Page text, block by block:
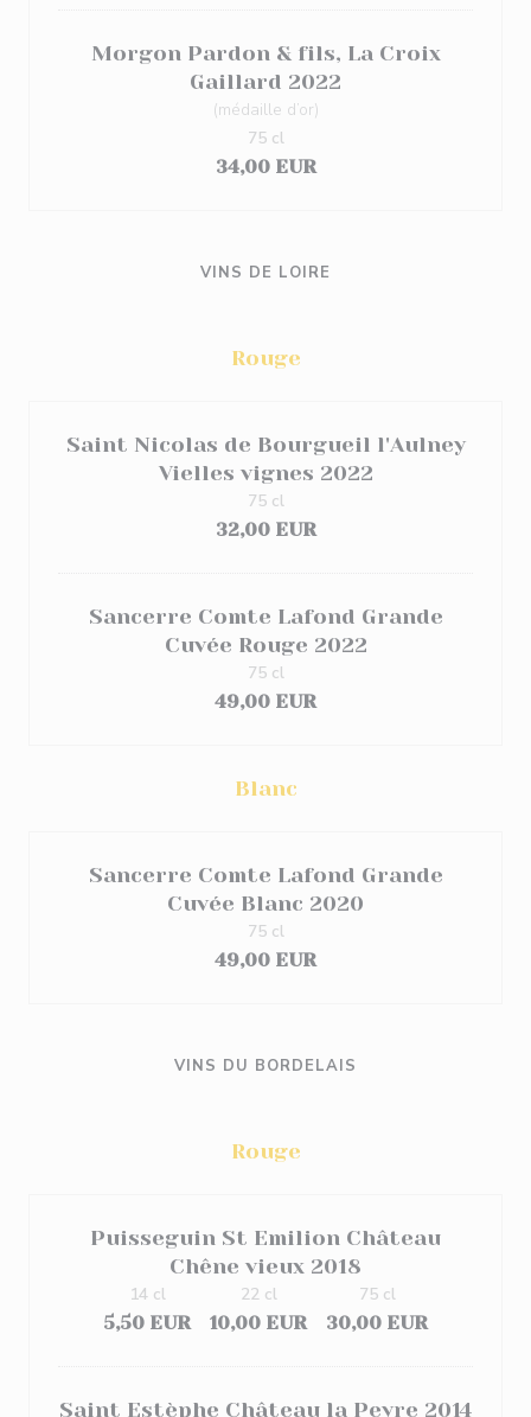
Morgon Pardon & fils, La Croix
Gaillard 2022
(médaille d’or)
34,00 EUR
75 cl
VINS DE LOIRE
Rouge
Saint Nicolas de Bourgueil l'Aulney
Vielles vignes 2022
32,00 EUR
75 cl
Sancerre Comte Lafond Grande
Cuvée Rouge 2022
49,00 EUR
75 cl
Blanc
Sancerre Comte Lafond Grande
Cuvée Blanc 2020
49,00 EUR
75 cl
VINS DU BORDELAIS
Rouge
Puisseguin St Emilion Château
Chêne vieux 2018
5,50 EUR
14 cl
10,00 EUR
22 cl
30,00 EUR
75 cl
Saint Estèphe Château la Peyre 2014